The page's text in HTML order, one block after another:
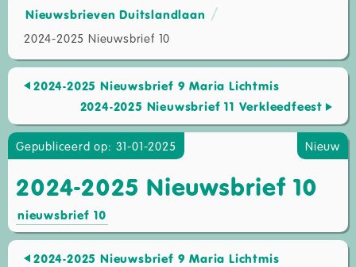
Nieuwsbrieven Duitslandlaan
2024-2025 Nieuwsbrief 10
2024-2025 Nieuwsbrief 9 Maria Lichtmis
2024-2025 Nieuwsbrief 11 Verkleedfeest
Gepubliceerd op: 31-01-2025 Nieuw
2024-2025 Nieuwsbrief 10
nieuwsbrief 10
2024-2025 Nieuwsbrief 9 Maria Lichtmis